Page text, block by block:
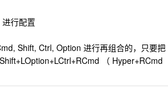
行配置
Shift, Ctrl, Option 进行再组合的，只要把
（ Hyper+RCmd